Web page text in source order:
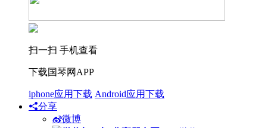
扫一扫 手机查看
下载国琴网APP
iphone应用下载 Android应用下载
分享
微博